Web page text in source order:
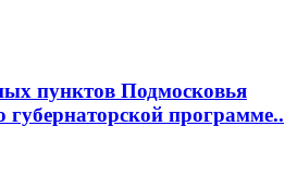
пунктов Подмосковья
губернаторской программе..